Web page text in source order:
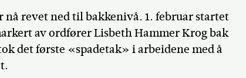
nå revet ned til bakkenivå. 1. februar startet
av ordfører Lisbeth Hammer Krog bak
det første «spadetak» i arbeidene med å